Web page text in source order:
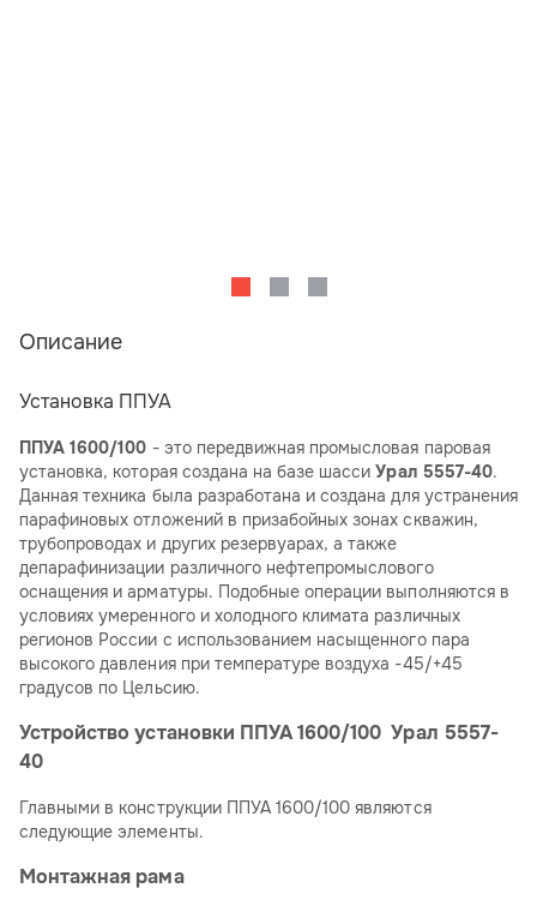
Описание
Установка ППУА
ППУА 1600/100 - это передвижная промысловая паровая
установка, которая создана на базе шассиУрал 5557-40.
Данная техника была разработана и создана для устранения
парафиновых отложений в призабойных зонах скважин,
трубопроводах и других резервуарах, а также
депарафинизации различного нефтепромыслового
оснащения и арматуры. Подобные операции выполняются в
условиях умеренного и холодного климата различных
регионов России с использованием насыщенного пара
высокого давления при температуре воздуха -45/+45
градусов по Цельсию.
Устройство установки ППУА 1600/100 Урал 5557-
40
Главными в конструкции ППУА 1600/100 являются
следующие элементы.
Монтажная рама